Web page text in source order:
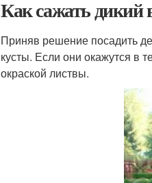
Как сажать дикий
Приняв решение посадить
кусты. Если они окажутся в
окраской листвы.